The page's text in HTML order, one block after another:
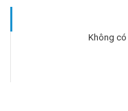
Không